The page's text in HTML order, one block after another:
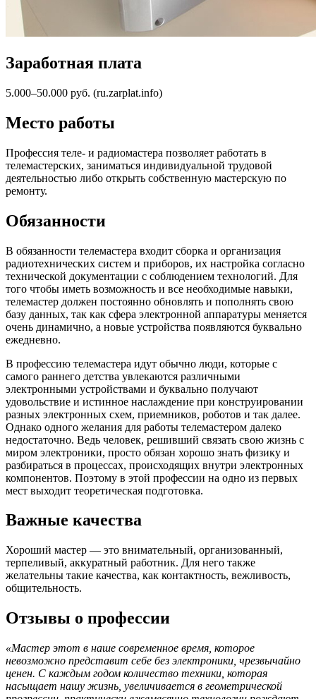
Заработная плата
5.000–50.000 руб. (ru.zarplat.info)
Место работы
Профессия теле- и радиомастера позволяет работать в
телемастерских, заниматься индивидуальной трудовой
деятельностью либо открыть собственную мастерскую по
ремонту.
Обязанности
В обязанности телемастера входит сборка и организация
радиотехнических систем и приборов, их настройка согласно
технической документации с соблюдением технологий. Для
того чтобы иметь возможность и все необходимые навыки,
телемастер должен постоянно обновлять и пополнять свою
базу данных, так как сфера электронной аппаратуры меняется
очень динамично, а новые устройства появляются буквально
ежедневно.
В профессию телемастера идут обычно люди, которые с
самого раннего детства увлекаются различными
электронными устройствами и буквально получают
удовольствие и истинное наслаждение при конструировании
разных электронных схем, приемников, роботов и так далее.
Однако одного желания для работы телемастером далеко
недостаточно. Ведь человек, решивший связать свою жизнь с
миром электроники, просто обязан хорошо знать физику и
разбираться в процессах, происходящих внутри электронных
компонентов. Поэтому в этой профессии на одно из первых
мест выходит теоретическая подготовка.
Важные качества
Хороший мастер — это внимательный, организованный,
терпеливый, аккуратный работник. Для него также
желательны такие качества, как контактность, вежливость,
общительность.
Отзывы о профессии
«Мастер этот в наше современное время, которое
невозможно представит себе без электроники, чрезвычайно
ценен. С каждым годом количество техники, которая
насыщает нашу жизнь, увеличивается в геометрической